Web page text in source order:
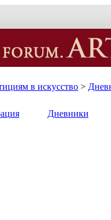
в искусство >
Дневники